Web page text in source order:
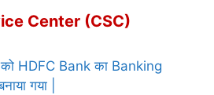
Center (CSC)
HDFC Bank का Banking
गया |